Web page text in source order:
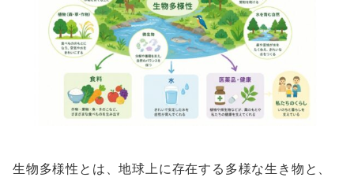
生物多様性とは、地球上に存在する多様な生き物と、